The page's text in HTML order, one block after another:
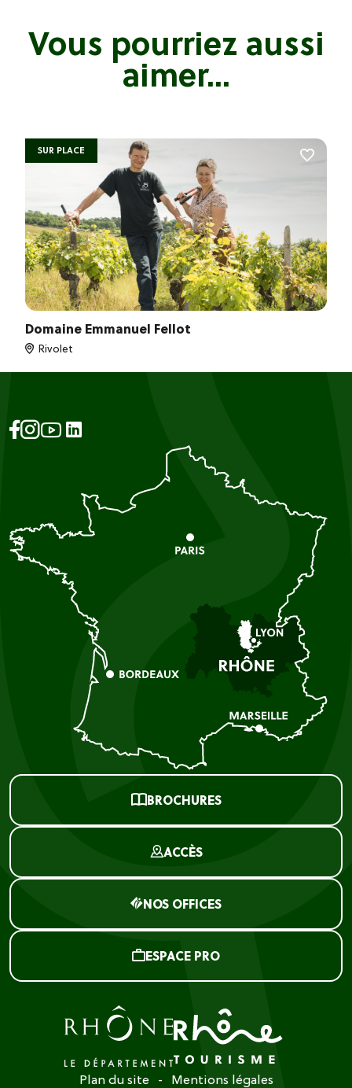
Vous pourriez aussi
aimer...
Domaine Emmanuel Fellot
Rivolet
SUR PLACE
BROCHURES
ACCÈS
NOS OFFICES
ESPACE PRO
Plan du site
Mentions légales